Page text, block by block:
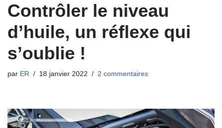
Contrôler le niveau
d’huile, un réflexe qui
s’oublie !
par ER 18 janvier 2022 2 commentaires